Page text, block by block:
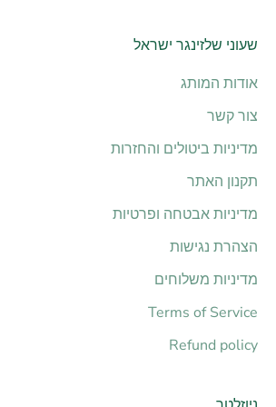
שעוני שלזינגר ישראל
אודות המותג
צור קשר
מדיניות ביטולים והחזרות
תקנון האתר
מדיניות אבטחה ופרטיות
הצהרת נגישות
מדיניות משלוחים
Terms of Service
Refund policy